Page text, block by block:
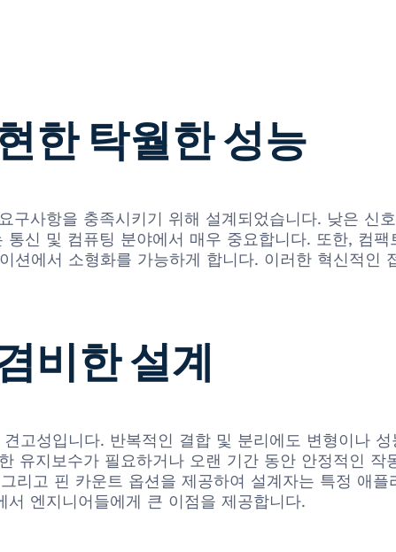
한 탁월한 성능
구사항을 충족시키기 위해 설계되었습니다. 낮은 신
신 및 컴퓨팅 분야에서 매우 중요합니다. 또한, 컴
션에서 소형화를 가능하게 합니다. 이러한 혁신적인
비한 설계
고성입니다. 반복적인 결합 및 분리에도 변형이나
유지보수가 필요하거나 오랜 기간 동안 안정적인
리고 핀 카운트 옵션을 제공하여 설계자는 특정 애
엔지니어들에게 큰 이점을 제공합니다.